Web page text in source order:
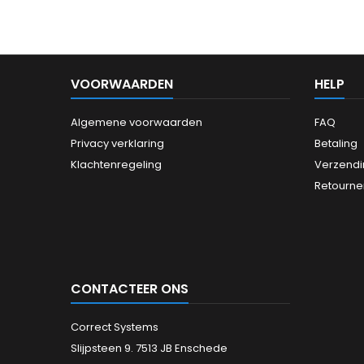
VOORWAARDEN
Algemene voorwaarden
Privacy verklaring
Klachtenregeling
HELP
FAQ
Betaling
CONTACTEER ONS
Correct Systems
Slijpsteen 9. 7513 JB Enschede